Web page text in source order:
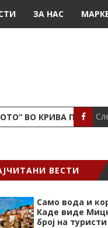
ЗА НАС
ВО КРИВА
ВЕСТИ
Само вода и
Каде виде
број на